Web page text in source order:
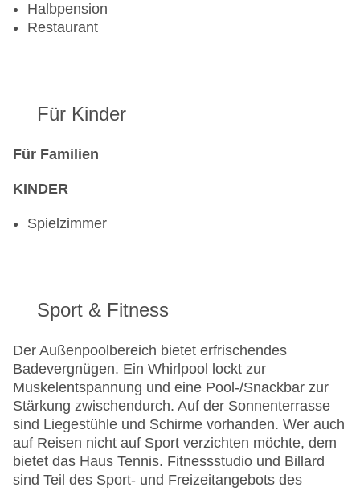
Halbpension
Restaurant
Für Kinder
Für Familien
KINDER
Spielzimmer
Sport & Fitness
Der Außenpoolbereich bietet erfrischendes
Badevergnügen. Ein Whirlpool lockt zur
Muskelentspannung und eine Pool-/Snackbar zur
Stärkung zwischendurch. Auf der Sonnenterrasse
sind Liegestühle und Schirme vorhanden. Wer auch
auf Reisen nicht auf Sport verzichten möchte, dem
bietet das Haus Tennis. Fitnessstudio und Billard
sind Teil des Sport- und Freizeitangebots des